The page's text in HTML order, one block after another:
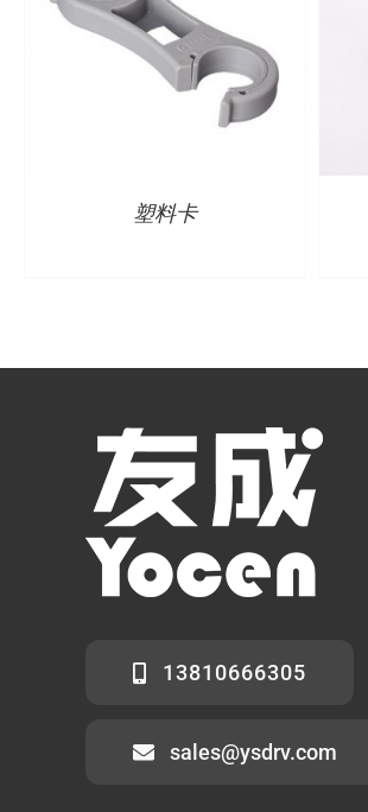
塑料卡
13810666305
sales@ysdrv.com